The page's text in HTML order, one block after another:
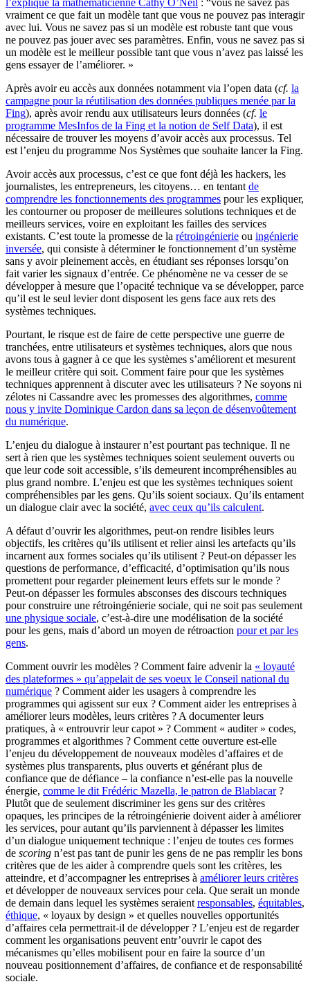
l’explique la mathématicienne Cathy O’Neil : “vous ne savez pas
vraiment ce que fait un modèle tant que vous ne pouvez pas interagir
avec lui. Vous ne savez pas si un modèle est robuste tant que vous
ne pouvez pas jouer avec ses paramètres. Enfin, vous ne savez pas si
un modèle est le meilleur possible tant que vous n’avez pas laissé les
gens essayer de l’améliorer. »
Après avoir eu accès aux données notamment via l’open data (cf. la
campagne pour la réutilisation des données publiques menée par la
Fing), après avoir rendu aux utilisateurs leurs données (cf. le
programme MesInfos de la Fing et la notion de Self Data), il est
nécessaire de trouver les moyens d’avoir accès aux processus. Tel
est l’enjeu du programme Nos Systèmes que souhaite lancer la Fing.
Avoir accès aux processus, c’est ce que font déjà les hackers, les
journalistes, les entrepreneurs, les citoyens… en tentant de
comprendre les fonctionnements des programmes pour les expliquer,
les contourner ou proposer de meilleures solutions techniques et de
meilleurs services, voire en exploitant les failles des services
existants. C’est toute la promesse de la rétroingénierie ou ingénierie
inversée, qui consiste à déterminer le fonctionnement d’un système
sans y avoir pleinement accès, en étudiant ses réponses lorsqu’on
fait varier les signaux d’entrée. Ce phénomène ne va cesser de se
développer à mesure que l’opacité technique va se développer, parce
qu’il est le seul levier dont disposent les gens face aux rets des
systèmes techniques.
Pourtant, le risque est de faire de cette perspective une guerre de
tranchées, entre utilisateurs et systèmes techniques, alors que nous
avons tous à gagner à ce que les systèmes s’améliorent et mesurent
le meilleur critère qui soit. Comment faire pour que les systèmes
techniques apprennent à discuter avec les utilisateurs ? Ne soyons ni
zélotes ni Cassandre avec les promesses des algorithmes, comme
nous y invite Dominique Cardon dans sa leçon de désenvoûtement
du numérique.
L’enjeu du dialogue à instaurer n’est pourtant pas technique. Il ne
sert à rien que les systèmes techniques soient seulement ouverts ou
que leur code soit accessible, s’ils demeurent incompréhensibles au
plus grand nombre. L’enjeu est que les systèmes techniques soient
compréhensibles par les gens. Qu’ils soient sociaux. Qu’ils entament
un dialogue clair avec la société, avec ceux qu’ils calculent.
A défaut d’ouvrir les algorithmes, peut-on rendre lisibles leurs
objectifs, les critères qu’ils utilisent et relier ainsi les artefacts qu’ils
incarnent aux formes sociales qu’ils utilisent ? Peut-on dépasser les
questions de performance, d’efficacité, d’optimisation qu’ils nous
promettent pour regarder pleinement leurs effets sur le monde ?
Peut-on dépasser les formules absconses des discours techniques
pour construire une rétroingénierie sociale, qui ne soit pas seulement
une physique sociale, c’est-à-dire une modélisation de la société
pour les gens, mais d’abord un moyen de rétroaction pour et par les
gens.
Comment ouvrir les modèles ? Comment faire advenir la « loyauté
des plateformes » qu’appelait de ses voeux le Conseil national du
numérique ? Comment aider les usagers à comprendre les
programmes qui agissent sur eux ? Comment aider les entreprises à
améliorer leurs modèles, leurs critères ? A documenter leurs
pratiques, à « entrouvrir leur capot » ? Comment « auditer » codes,
programmes et algorithmes ? Comment cette ouverture est-elle
l’enjeu du développement de nouveaux modèles d’affaires et de
systèmes plus transparents, plus ouverts et générant plus de
confiance que de défiance – la confiance n’est-elle pas la nouvelle
énergie, comme le dit Frédéric Mazella, le patron de Blablacar?
Plutôt que de seulement discriminer les gens sur des critères
opaques, les principes de la rétroingénierie doivent aider à améliorer
les services, pour autant qu’ils parviennent à dépasser les limites
d’un dialogue uniquement technique : l’enjeu de toutes ces formes
de scoring n’est pas tant de punir les gens de ne pas remplir les bons
critères que de les aider à comprendre quels sont les critères, les
atteindre, et d’accompagner les entreprises à améliorer leurs critères
et développer de nouveaux services pour cela. Que serait un monde
de demain dans lequel les systèmes seraient responsables, équitables,
éthique, « loyaux by design » et quelles nouvelles opportunités
d’affaires cela permettrait-il de développer ? L’enjeu est de regarder
comment les organisations peuvent entr’ouvrir le capot des
mécanismes qu’elles mobilisent pour en faire la source d’un
nouveau positionnement d’affaires, de confiance et de responsabilité
sociale.